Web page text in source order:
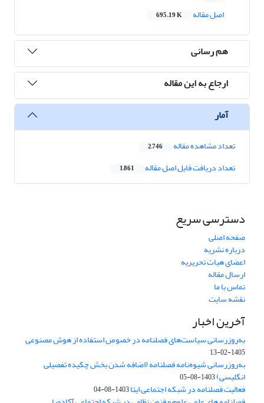
اصل مقاله
695.19 K
هم رسانی
ارجاع به این مقاله
آمار
تعداد مشاهده مقاله 2,746
تعداد دریافت فایل اصل مقاله 1,861
دسترسی سریع
صفحه اصلی
درباره نشریه
اعضای هیات تحریریه
ارسال مقاله
تماس با ما
نقشه سایت
آخرین اخبار
به‌روزرسانی سیاست‌های فصلنامه در خصوص استفاده از هوش مصنوعی
1405-02-13
به‌روزرسانی شیوه‌نامه فصلنامه (اضافه شدن بخش چکیده تفصیلی
انگلیسی)1403-08-05
فعالیت فصلنامه در شبکه اجتماعی ایتا1403-08-04